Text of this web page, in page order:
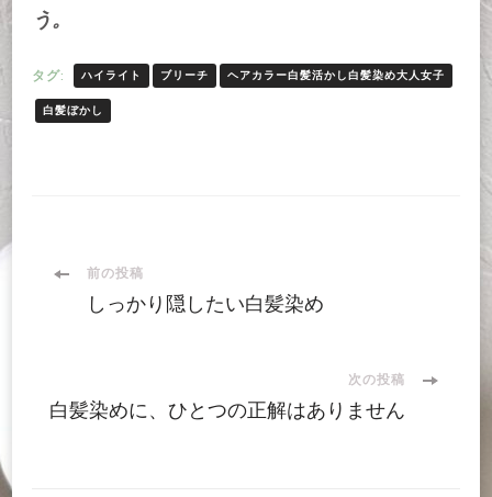
う。
タグ: ハイライト ブリーチ ヘアカラー白髪活かし白髪染め大人女子
白髪ぼかし
投
ナ
前の投稿
しっかり隠したい白髪染め
次の投稿
白髪染めに、ひとつの正解はありません